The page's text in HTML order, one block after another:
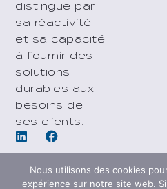
distingue par
sa réactivité
et sa capacité
à fournir des
solutions
durables aux
besoins de
ses clients.
Nous utilisons des cookies
expérience sur notre site web.